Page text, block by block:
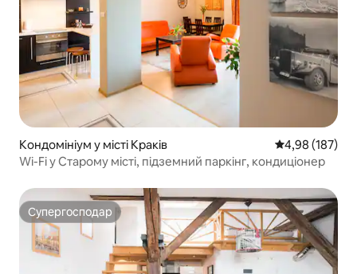
Кондомініум у місті Краків Середня
4,98 (187)
Wi-Fi у Старому місті, підземний паркінг, кондиціонер
Супергосподар
Супергосподар